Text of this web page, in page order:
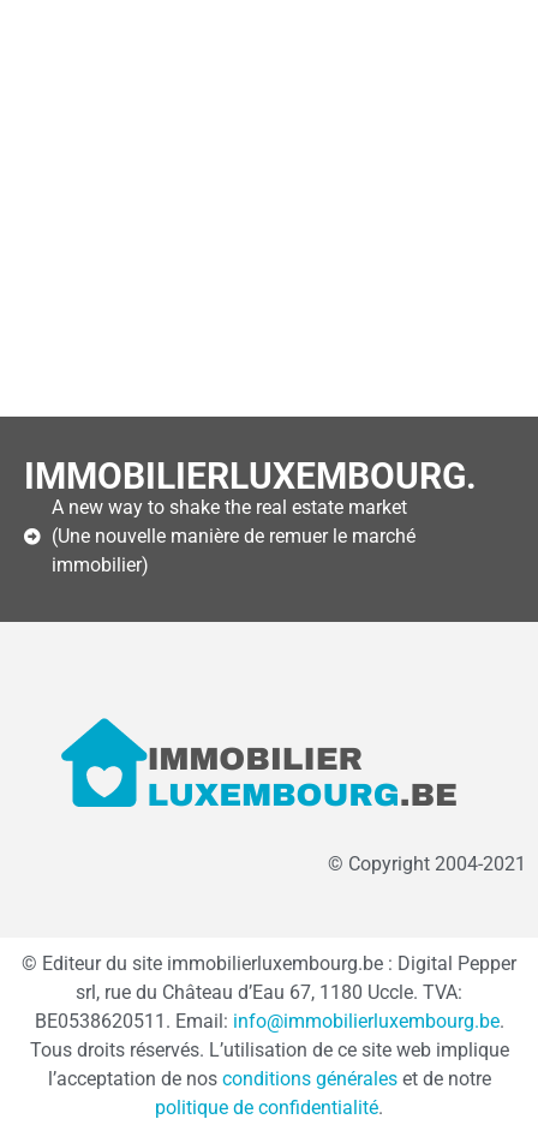
IMMOBILIERLUXEMBOURG.
A new way to shake the real estate market
(Une nouvelle manière de remuer le marché
immobilier)
© Copyright 2004-2021
© Editeur du site immobilierluxembourg.be : Digital Pepper
srl, rue du Château d’Eau 67, 1180 Uccle. TVA:
BE0538620511. Email: info@immobilierluxembourg.be.
Tous droits réservés. L’utilisation de ce site web implique
l’acceptation de nos conditions généraleset de notre
politique de confidentialité.